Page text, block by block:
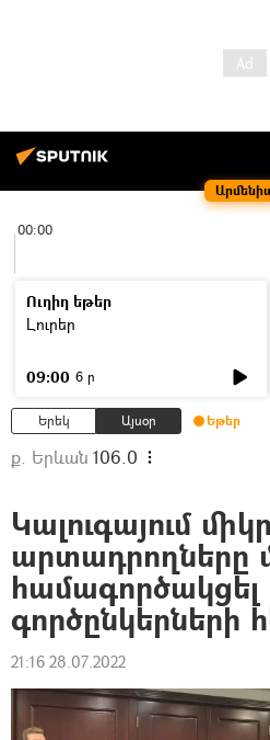
00:00
Ուղիղ եթեր
Լուրեր
09:00 6 ր
Երեկ Այսօր Եթեր
ք. Երևան 106.0
Կալուգայում
արտադրողները
գործընկերների
21:16 28.07.2022